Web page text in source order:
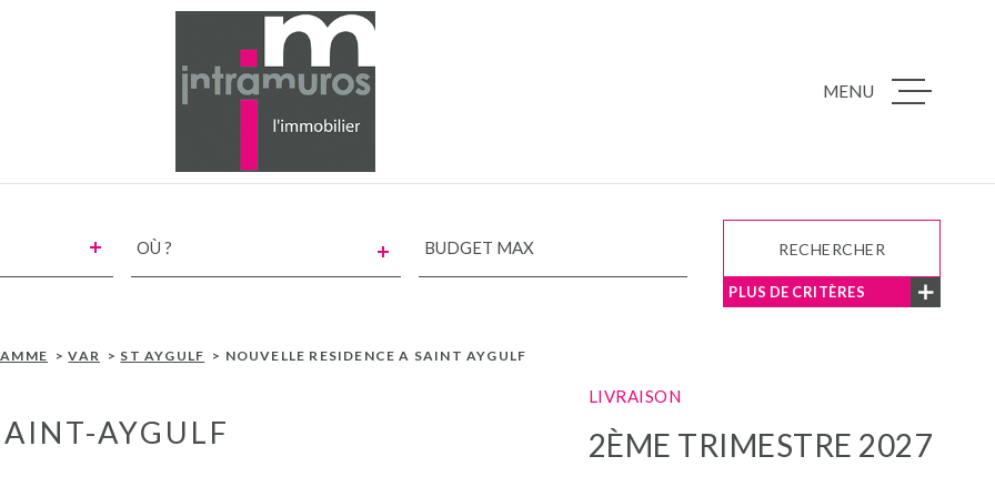
NOTRE
MENU
TEXTE
PLUS DE CRITÈRES
RECHERCHER
VAR ST AYGULF NOUVELLE RESIDENCE A SAINT AYGULF
AYGULF
LIVRAISON
2ÈME TRIMESTRE 2027